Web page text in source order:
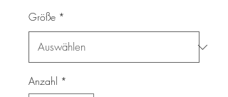
Größe *
Anzahl *